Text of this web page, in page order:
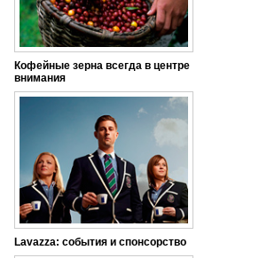
Кофейные зерна всегда в центре
внимания
Lavazza: события и спонсорство